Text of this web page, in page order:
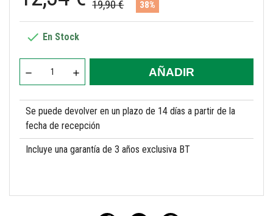
19,90 € 38%
 En Stock
AÑADIR
Se puede devolver en un plazo de 14 días a partir de la
fecha de recepción
Incluye una garantía de 3 años exclusiva BT